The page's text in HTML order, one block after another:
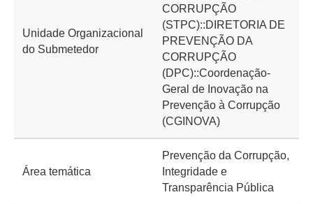
Unidade Organizacional
do Submetedor
CORRUPÇÃO
(STPC)::DIRETORIA DE
PREVENÇÃO DA
CORRUPÇÃO
(DPC)::Coordenação-
Geral de Inovação na
Prevenção à Corrupção
(CGINOVA)
Área temática
Prevenção da Corrupção,
Integridade e
Transparência Pública